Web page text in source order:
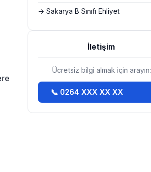
→ Sakarya B Sınıfı Ehliyet
İletişim
Ücretsiz bilgi almak için arayın:
📞 0264 XXX XX XX